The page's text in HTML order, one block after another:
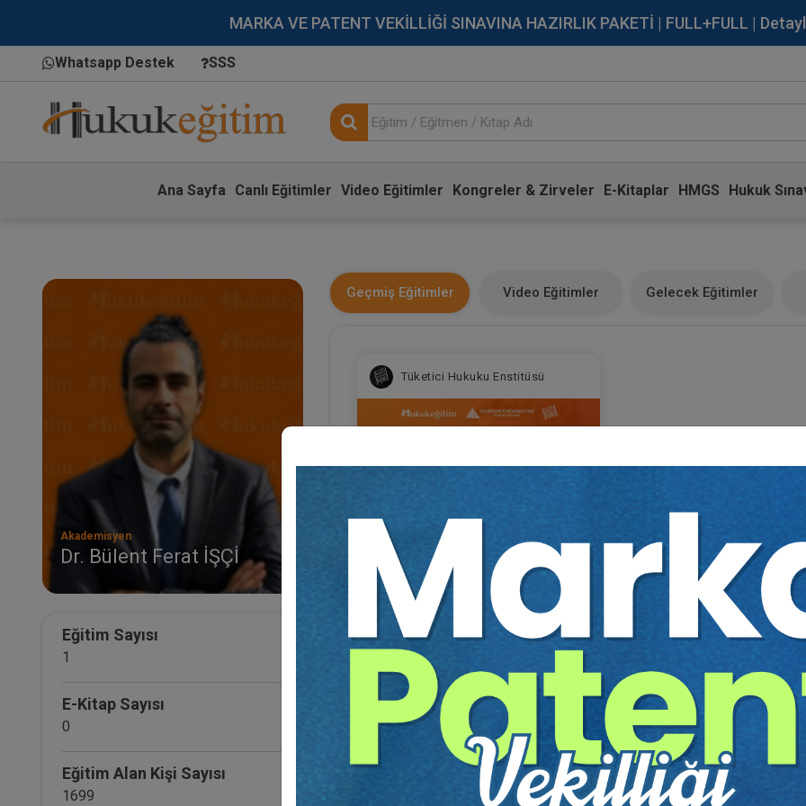
MARKA VE PATENT VEKİLLİĞİ SINAVINA HAZIRLIK PAKETİ | FULL+FULL |
Whatsapp Destek SSS
Ana Sayfa Canlı Eğitimler Video Eğitimler Kongreler & Zirveler E-Kitaplar HMGS Hukuk
Akademisyen
Dr. Bülent Ferat İŞÇİ
Eğitim Sayısı
1
E-Kitap Sayısı
0
Eğitim Alan Kişi Sayısı
1699
Geçmiş Eğitimler Video Eğitimler Gelecek Eğitimler
Tüketici Hukuku Enstitüsü
IV. İŞ HUKUKU KONGRESİ
Eğitim Yapıldı Tekrar Talep Et